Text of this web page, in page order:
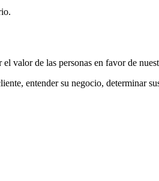
valor de las personas en favor de
entender su negocio, determinar